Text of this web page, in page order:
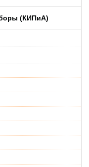
(КИПиA)